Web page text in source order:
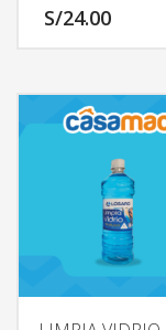
S/24.00